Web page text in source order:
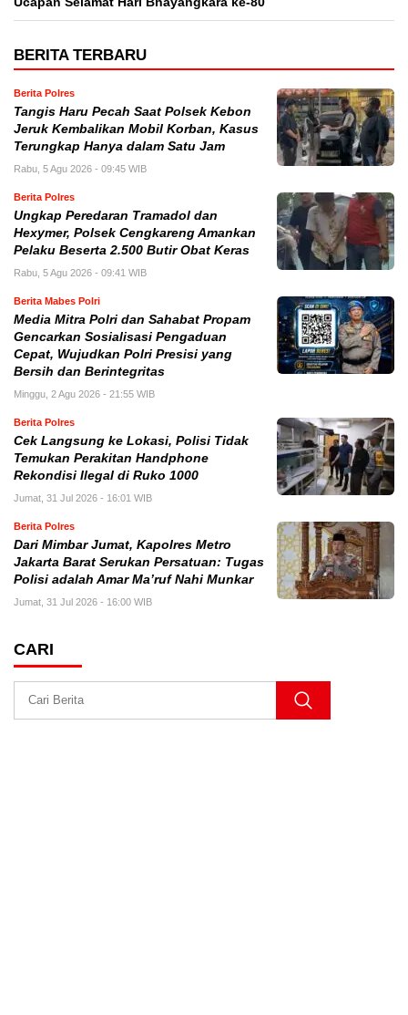
BERITA TERBARU
Berita Polres
Tangis Haru Pecah Saat Polsek Kebon
Jeruk Kembalikan Mobil Korban, Kasus
Terungkap Hanya dalam Satu Jam
Rabu, 5 Agu 2026 - 09:45 WIB
Berita Polres
Ungkap Peredaran Tramadol dan
Hexymer, Polsek Cengkareng Amankan
Pelaku Beserta 2.500 Butir Obat Keras
Rabu, 5 Agu 2026 - 09:41 WIB
Berita Mabes Polri
Media Mitra Polri dan Sahabat Propam
Gencarkan Sosialisasi Pengaduan
Cepat, Wujudkan Polri Presisi yang
Bersih dan Berintegritas
Minggu, 2 Agu 2026 - 21:55 WIB
Berita Polres
Cek Langsung ke Lokasi, Polisi Tidak
Temukan Perakitan Handphone
Rekondisi Ilegal di Ruko 1000
Jumat, 31 Jul 2026 - 16:01 WIB
Berita Polres
Dari Mimbar Jumat, Kapolres Metro
Jakarta Barat Serukan Persatuan: Tugas
Polisi adalah Amar Ma’ruf Nahi Munkar
Jumat, 31 Jul 2026 - 16:00 WIB
CARI